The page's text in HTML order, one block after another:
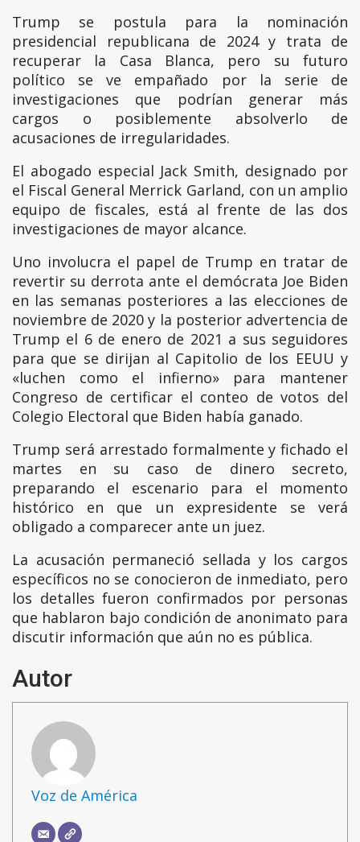
Trump se postula para la nominación
presidencial republicana de 2024 y trata de
recuperar la Casa Blanca, pero su futuro
político se ve empañado por la serie de
investigaciones que podrían generar más
cargos o posiblemente absolverlo de
acusaciones de irregularidades.
El abogado especial Jack Smith, designado por
el Fiscal General Merrick Garland, con un amplio
equipo de fiscales, está al frente de las dos
investigaciones de mayor alcance.
Uno involucra el papel de Trump en tratar de
revertir su derrota ante el demócrata Joe Biden
en las semanas posteriores a las elecciones de
noviembre de 2020 y la posterior advertencia de
Trump el 6 de enero de 2021 a sus seguidores
para que se dirijan al Capitolio de los EEUU y
«luchen como el infierno» para mantener
Congreso de certificar el conteo de votos del
Colegio Electoral que Biden había ganado.
Trump será arrestado formalmente y fichado el
martes en su caso de dinero secreto,
preparando el escenario para el momento
histórico en que un expresidente se verá
obligado a comparecer ante un juez.
La acusación permaneció sellada y los cargos
específicos no se conocieron de inmediato, pero
los detalles fueron confirmados por personas
que hablaron bajo condición de anonimato para
discutir información que aún no es pública.
Autor
Voz de América